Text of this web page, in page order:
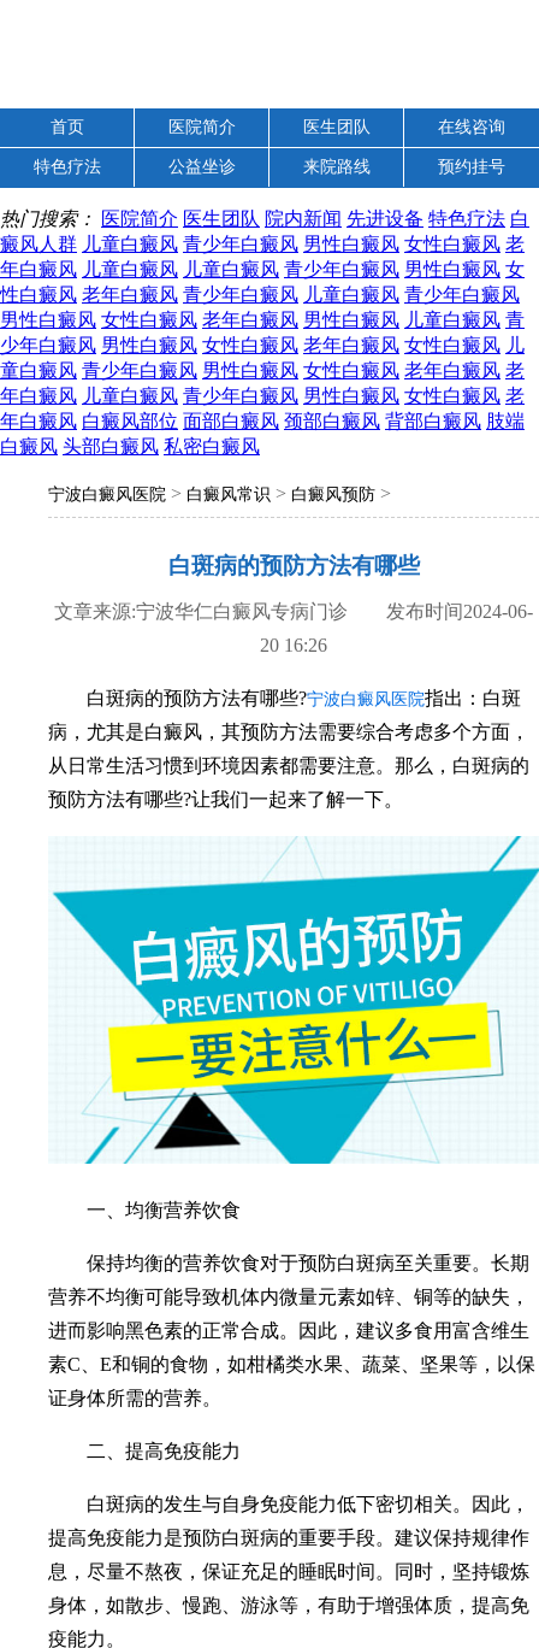
首页 医院简介 医生团队 在线咨询
特色疗法 公益坐诊 来院路线 预约挂号
热门搜索： 医院简介 医生团队 院内新闻 先进设备 特色疗法 白
癜风人群 儿童白癜风 青少年白癜风 男性白癜风 女性白癜风 老
年白癜风 儿童白癜风 儿童白癜风 青少年白癜风 男性白癜风 女
性白癜风 老年白癜风 青少年白癜风 儿童白癜风 青少年白癜风
男性白癜风 女性白癜风 老年白癜风 男性白癜风 儿童白癜风 青
少年白癜风 男性白癜风 女性白癜风 老年白癜风 女性白癜风 儿
童白癜风 青少年白癜风 男性白癜风 女性白癜风 老年白癜风 老
年白癜风 儿童白癜风 青少年白癜风 男性白癜风 女性白癜风 老
年白癜风 白癜风部位 面部白癜风 颈部白癜风 背部白癜风 肢端
白癜风 头部白癜风 私密白癜风
宁波白癜风医院 > 白癜风常识 > 白癜风预防 >
白斑病的预防方法有哪些
文章来源:宁波华仁白癜风专病门诊 发布时间2024-06-
20 16:26
白斑病的预防方法有哪些?宁波白癜风医院指出：白斑
病，尤其是白癜风，其预防方法需要综合考虑多个方面，
从日常生活习惯到环境因素都需要注意。那么，白斑病的
预防方法有哪些?让我们一起来了解一下。
一、均衡营养饮食
保持均衡的营养饮食对于预防白斑病至关重要。长期
营养不均衡可能导致机体内微量元素如锌、铜等的缺失，
进而影响黑色素的正常合成。因此，建议多食用富含维生
素C、E和铜的食物，如柑橘类水果、蔬菜、坚果等，以保
证身体所需的营养。
二、提高免疫能力
白斑病的发生与自身免疫能力低下密切相关。因此，
提高免疫能力是预防白斑病的重要手段。建议保持规律作
息，尽量不熬夜，保证充足的睡眠时间。同时，坚持锻炼
身体，如散步、慢跑、游泳等，有助于增强体质，提高免
疫能力。